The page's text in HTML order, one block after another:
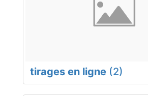
tirages en ligne (2)